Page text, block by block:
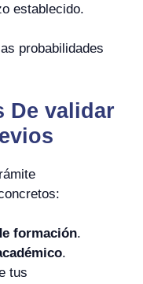
establecido.
probabilidades
De validar
formación.
.
tus